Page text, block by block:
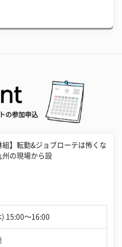
の参加申込
組】転勤&ジョブローテは怖くな
州の現場から設
15:00〜16:00